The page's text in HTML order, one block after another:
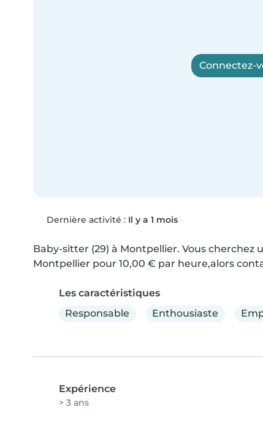
Connectez-
Dernière activité : Il y a 1 mois
Baby-sitter (29) à Montpellier. Vous cherchez
Montpellier pour 10,00 € par heure,alors
Les caractéristiques
Responsable
Enthousiaste
Expérience
> 3 ans